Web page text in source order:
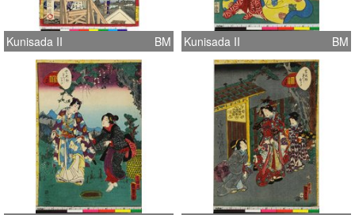
Kunisada II BM Kunisada II BM